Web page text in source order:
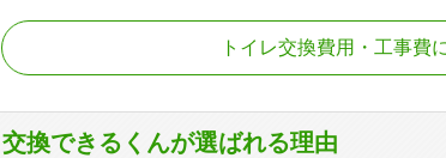
トイレ交換費用・工事費
交換できるくんが選ばれる理由